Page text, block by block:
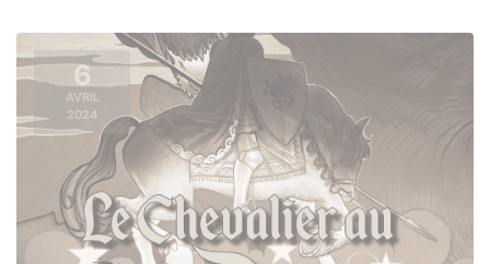
6
AVRIL
2024